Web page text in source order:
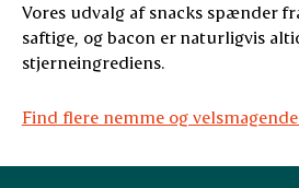
Vores udvalg af snacks spænder
saftige, og bacon er naturligvis
stjerneingrediens.
Find flere nemme og